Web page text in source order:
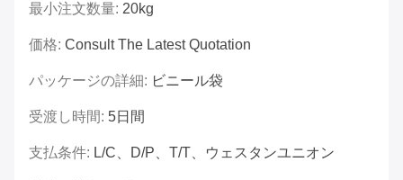
最小注文数量: 20kg
価格: Consult The Latest Quotation
パッケージの詳細: ビニール袋
受渡し時間: 5日間
支払条件: L/C、D/P、T/T、ウェスタンユニオン